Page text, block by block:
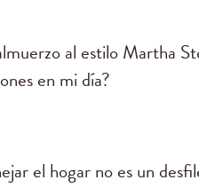
al estilo Martha
en mi día?
el hogar no es un